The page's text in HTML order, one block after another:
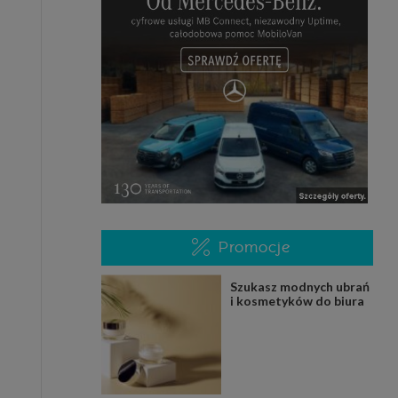
Promocje
Szukasz modnych ubrań
i kosmetyków do biura